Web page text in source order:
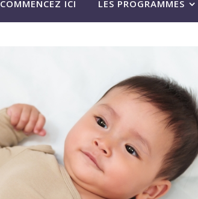
COMMENCEZ ICI LES PROGRAMMES